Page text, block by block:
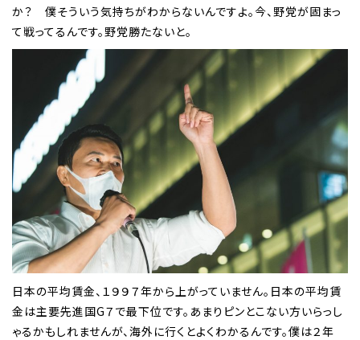
か？ 僕そういう気持ちがわからないんですよ。今、野党が固まっ
て戦ってるんです。野党勝たないと。
日本の平均賃金、１９９７年から上がっていません。日本の平均賃
金は主要先進国G７で最下位です。あまりピンとこない方いらっし
ゃるかもしれませんが、海外に行くとよくわかるんです。僕は２年